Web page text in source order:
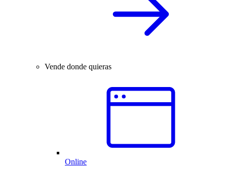
Vende donde quieras
Online